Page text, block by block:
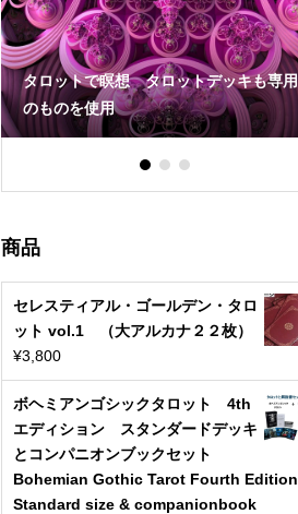
タロットアート作品 販売について
商品
セレスティアル・ゴールデン・タロ
ット vol.1 （大アルカナ２２枚）
¥3,800
ボヘミアンゴシックタロット 4th
エディション スタンダードデッキ
とコンパニオンブックセット
Bohemian Gothic Tarot Fourth Edition
Standard size & companionbook